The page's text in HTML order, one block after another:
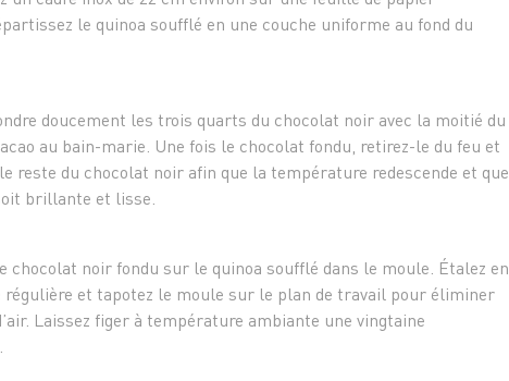
le quinoa soufflé en une couche uniforme au fond du
doucement les trois quarts du chocolat noir avec la moitié du
au bain-marie. Une fois le chocolat fondu, retirez-le du feu et
reste du chocolat noir afin que la température redescende et que
brillante et lisse.
chocolat noir fondu sur le quinoa soufflé dans le moule. Étalez en
régulière et tapotez le moule sur le plan de travail pour éliminer
Laissez figer à température ambiante une vingtaine